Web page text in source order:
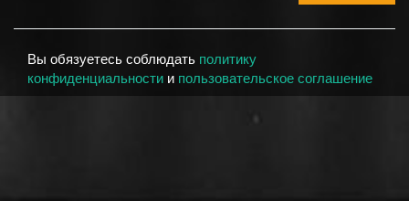
Вы обязуетесь соблюдать политику
конфиденциальности и пользовательское соглашение